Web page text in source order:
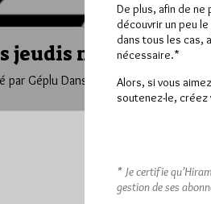
jeudis maçonniques
par Géplu Dans Humour
Pour accéder
De plus, afin de
découvrir un peu
dans tous les cas,
nécessaire.*
Alors, si vous
soutenez-le,
* Je certifie
gestion de ses